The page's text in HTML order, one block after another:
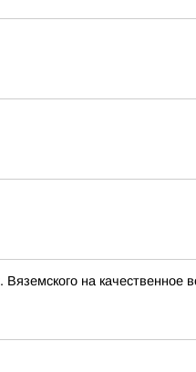
на качественное